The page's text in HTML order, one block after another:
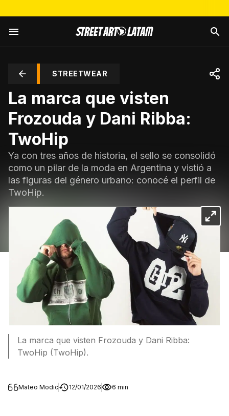
STREETWEAR
La marca que visten
Frozouda y Dani Ribba:
TwoHip
Ya con tres años de historia, el sello se consolidó
como un pilar de la moda en Argentina y vistió a
las figuras del género urbano: conocé el perfil de
TwoHip.
La marca que visten Frozouda y Dani Ribba:
TwoHip (TwoHip).
Mateo Modic 12/01/2026 6 min